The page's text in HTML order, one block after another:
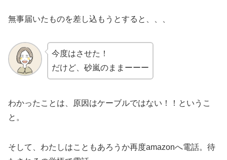
無事届いたものを差し込もうとすると、、、
今度はさせた！
だけど、砂嵐のままーーー
わかったことは、原因はケーブルではない！！というこ
と。
そして、わたしはこともあろうか再度amazonへ電話。待